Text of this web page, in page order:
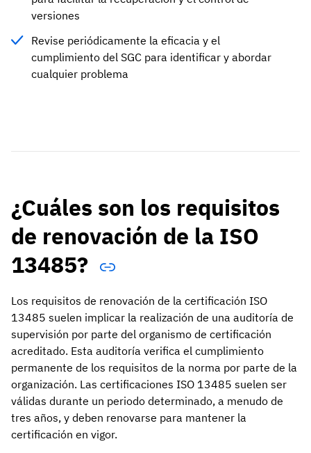
versiones
Revise periódicamente la eficacia y el
cumplimiento del SGC para identificar y abordar
cualquier problema
¿Cuáles son los requisitos
de renovación de la ISO
13485?
Los requisitos de renovación de la certificación ISO
13485 suelen implicar la realización de una auditoría de
supervisión por parte del organismo de certificación
acreditado. Esta auditoría verifica el cumplimiento
permanente de los requisitos de la norma por parte de la
organización. Las certificaciones ISO 13485 suelen ser
válidas durante un periodo determinado, a menudo de
tres años, y deben renovarse para mantener la
certificación en vigor.